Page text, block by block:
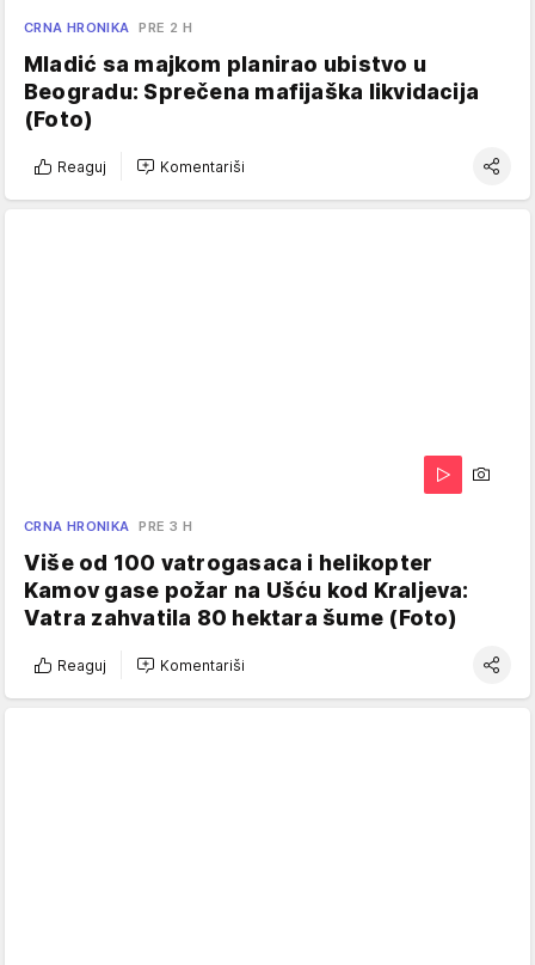
CRNA HRONIKA PRE 2 H
Mladić sa majkom planirao ubistvo u
Beogradu: Sprečena mafijaška likvidacija
(Foto)
Reaguj Komentariši
CRNA HRONIKA PRE 3 H
Više od 100 vatrogasaca i helikopter
Kamov gase požar na Ušću kod Kraljeva:
Vatra zahvatila 80 hektara šume (Foto)
Reaguj Komentariši